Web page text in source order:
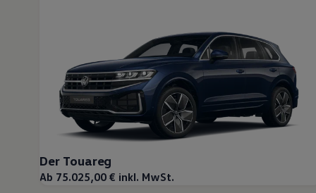
Pannen- und Unfallhilfe
Economy Service
Volkswagen Teile
Zubehör
Modellspezifisches Zubehör
Schutz und Pflege
Transport
Entertainment und Elektronik
Individualisieren
Digitale Extras
Dienste für Ihr Modell finden
Der Touareg
Ab 75.025,00 € inkl. MwSt.